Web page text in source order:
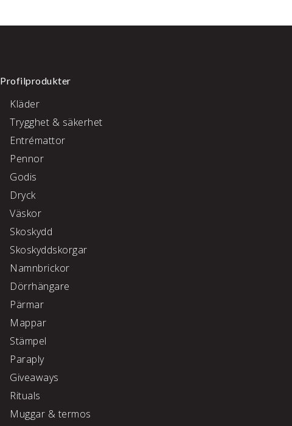
Profilprodukter
Kläder
Trygghet & säkerhet
Entrémattor
Pennor
Godis
Dryck
Väskor
Skoskydd
Skoskyddskorgar
Namnbrickor
Dörrhängare
Pärmar
Mappar
Stämpel
Paraply
Giveaways
Rituals
Muggar & termos